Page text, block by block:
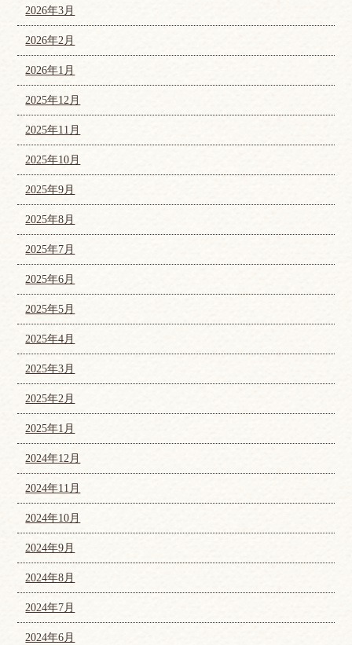
2026年3月
2026年2月
2026年1月
2025年12月
2025年11月
2025年10月
2025年9月
2025年8月
2025年7月
2025年6月
2025年5月
2025年4月
2025年3月
2025年2月
2025年1月
2024年12月
2024年11月
2024年10月
2024年9月
2024年8月
2024年7月
2024年6月